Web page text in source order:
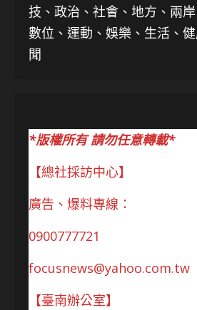
技、 政治、社會、地方、兩
數位、運動、娛樂、生活、
聞
*版權所有 請勿任意轉載*
【總社採訪中心】
廣告、爆料專線：
0900777721
focusnews@yahoo.com.tw
【臺南辦公室】